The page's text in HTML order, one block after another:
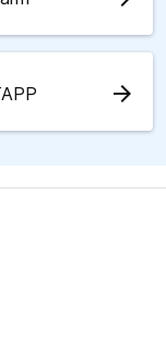
arrow_forward